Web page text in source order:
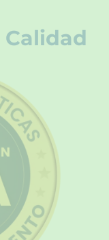
Calidad